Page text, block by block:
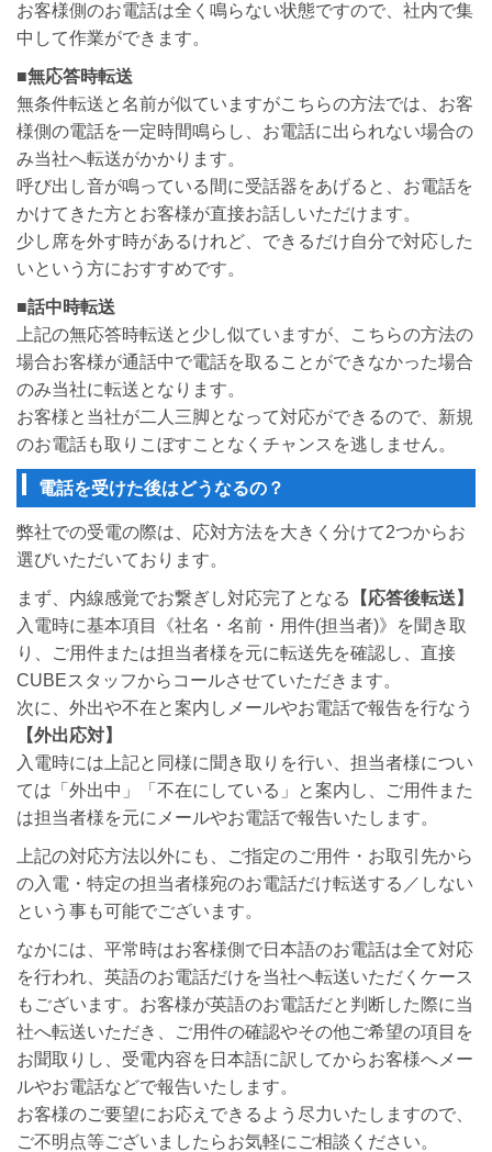
お客様側のお電話は全く鳴らない状態ですので、社内で集
中して作業ができます。
■無応答時転送
無条件転送と名前が似ていますがこちらの方法では、お客
様側の電話を一定時間鳴らし、お電話に出られない場合の
み当社へ転送がかかります。
呼び出し音が鳴っている間に受話器をあげると、お電話を
かけてきた方とお客様が直接お話しいただけます。
少し席を外す時があるけれど、できるだけ自分で対応した
いという方におすすめです。
■話中時転送
上記の無応答時転送と少し似ていますが、こちらの方法の
場合お客様が通話中で電話を取ることができなかった場合
のみ当社に転送となります。
お客様と当社が二人三脚となって対応ができるので、新規
のお電話も取りこぼすことなくチャンスを逃しません。
電話を受けた後はどうなるの？
弊社での受電の際は、応対方法を大きく分けて2つからお
選びいただいております。
まず、内線感覚でお繋ぎし対応完了となる
【応答後転送】
入電時に基本項目《社名・名前・用件(担当者)》を聞き取
り、ご用件または担当者様を元に転送先を確認し、直接
CUBEスタッフからコールさせていただきます。
次に、外出や不在と案内しメールやお電話で報告を行なう
【外出応対】
入電時には上記と同様に聞き取りを行い、担当者様につい
ては「外出中」「不在にしている」と案内し、ご用件また
は担当者様を元にメールやお電話で報告いたします。
上記の対応方法以外にも、ご指定のご用件・お取引先から
の入電・特定の担当者様宛のお電話だけ転送する／しない
という事も可能でございます。
なかには、平常時はお客様側で日本語のお電話は全て対応
を行われ、英語のお電話だけを当社へ転送いただくケース
もございます。お客様が英語のお電話だと判断した際に当
社へ転送いただき、ご用件の確認やその他ご希望の項目を
お聞取りし、受電内容を日本語に訳してからお客様へメー
ルやお電話などで報告いたします。
お客様のご要望にお応えできるよう尽力いたしますので、
ご不明点等ございましたらお気軽にご相談ください。